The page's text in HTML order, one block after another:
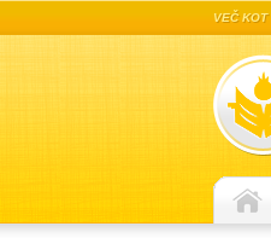
VEČ KOT